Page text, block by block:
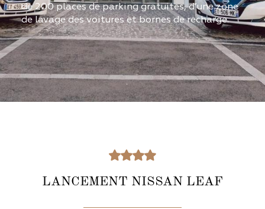
de 200 places de parking gratuites, d’une zone
de lavage des voitures et bornes de recharge.
LANCEMENT NISSAN LEAF